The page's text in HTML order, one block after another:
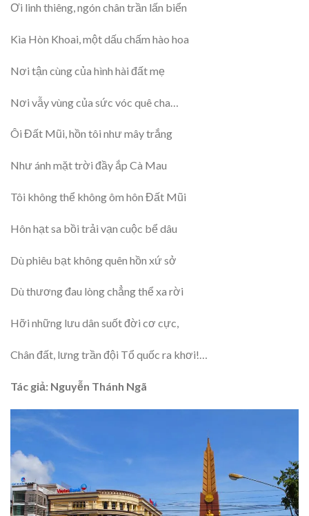
Ơi linh thiêng, ngón chân trần lấn biển
Kìa Hòn Khoai, một dấu chấm hào hoa
Nơi tận cùng của hình hài đất mẹ
Nơi vẫy vùng của sức vóc quê cha…
Ôi Đất Mũi, hồn tôi như mây trắng
Như ánh mặt trời đầy ắp Cà Mau
Tôi không thể không ôm hôn Đất Mũi
Hôn hạt sa bồi trải vạn cuộc bể dâu
Dù phiêu bạt không quên hồn xứ sở
Dù thương đau lòng chẳng thể xa rời
Hỡi những lưu dân suốt đời cơ cực,
Chân đất, lưng trần đội Tổ quốc ra khơi!…
Tác giả: Nguyễn Thánh Ngã